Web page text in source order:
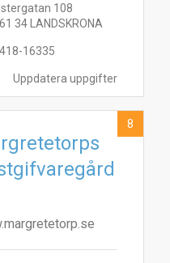
Uppdatera uppgifter
108
34 LANDSKRONA
16335
8